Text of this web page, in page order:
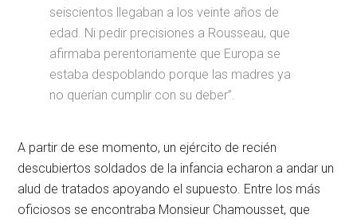
seiscientos llegaban a los veinte años de
edad. Ni pedir precisiones a Rousseau, que
afirmaba perentoriamente que Europa se
estaba despoblando porque las madres ya
no querían cumplir con su deber”.
A partir de ese momento, un ejército de recién
descubiertos soldados de la infancia echaron a andar un
alud de tratados apoyando el supuesto. Entre los más
oficiosos se encontraba Monsieur Chamousset, que